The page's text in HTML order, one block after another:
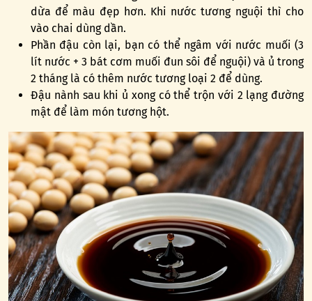
dừa để màu đẹp hơn. Khi nước tương nguội thì cho
vào chai dùng dần.
Phần đậu còn lại, bạn có thể ngâm với nước muối (3
lít nước + 3 bát cơm muối đun sôi để nguội) và ủ trong
2 tháng là có thêm nước tương loại 2 để dùng.
Đậu nành sau khi ủ xong có thể trộn với 2 lạng đường
mật để làm món tương hột.